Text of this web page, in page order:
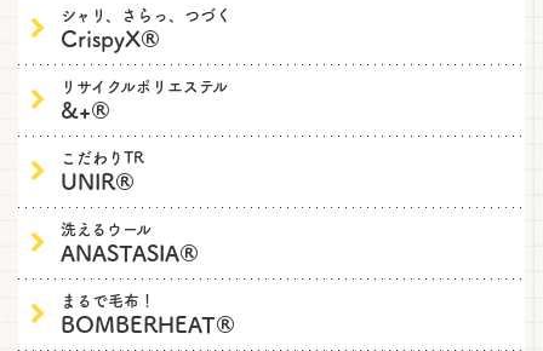
シャリ、さらっ、つづく
CrispyX®
リサイクルポリエステル
&+®
こだわりTR
UNIR®
洗えるウール
ANASTASIA®
まるで毛布！
BOMBERHEAT®